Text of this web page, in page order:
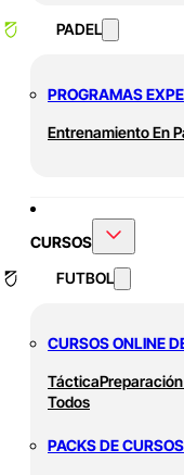
PADEL
PROGRAMAS
Entrenamiento En
CURSOS
FUTBOL
CURSOS ONLINE
Táctica
Todos
PACKS DE CURSOS